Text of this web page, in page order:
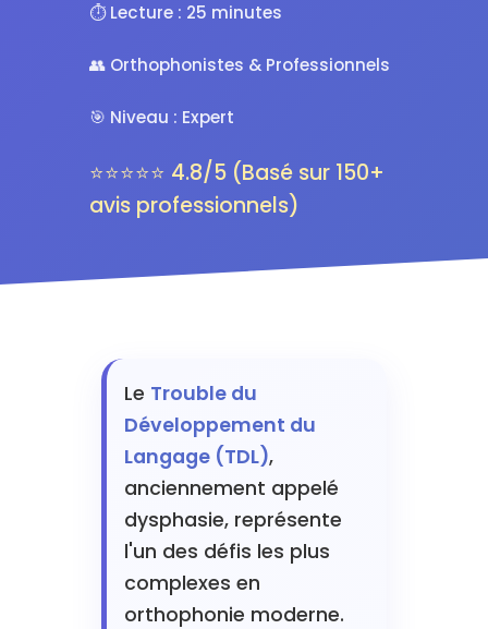
⏱️ Lecture : 25 minutes
👥 Orthophonistes & Professionnels
🎯 Niveau : Expert
⭐⭐⭐⭐⭐ 4.8/5 (Basé sur 150+
avis professionnels)
Le Trouble du
Développement du
Langage (TDL),
anciennement appelé
dysphasie, représente
l'un des défis les plus
complexes en
orthophonie moderne.